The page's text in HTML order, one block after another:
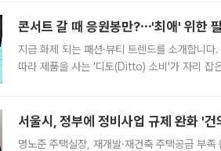
콘서트 갈 때 응원봉만?⋯'최애' 위한
지금 화제 되는 패션·뷰티 트렌드를 소개합니
따라 제품을 사는 '디토(Ditto) 소비'가 자리 잡
서울시, 정부에 정비사업 규제 완화 '
명노준 주택실장, 재개발·재건축 주택공급 부